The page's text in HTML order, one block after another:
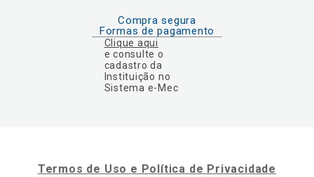
Compra segura
Formas de pagamento
Clique aqui
e consulte o
cadastro da
Instituição no
Sistema e-Mec
Termos de Uso e Política de Privacidade